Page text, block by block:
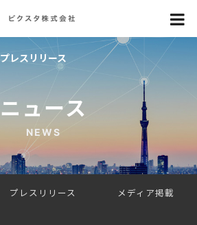
プレスリリース
ニュース
NEWS
プレスリリース メディア掲載